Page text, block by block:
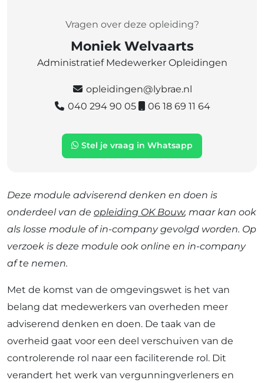
Deze module adviserend denken en doen is
onderdeel van de opleiding OK Bouw, maar kan ook
als losse module of in-company gevolgd worden. Op
verzoek is deze module ook online en in-company
af te nemen.
Met de komst van de omgevingswet is het van
belang dat medewerkers van overheden meer
adviserend denken en doen. De taak van de
overheid gaat voor een deel verschuiven van de
controlerende rol naar een faciliterende rol. Dit
verandert het werk van vergunningverleners en
Vragen over deze opleiding?
Moniek Welvaarts
Administratief Medewerker Opleidingen
opleidingen@lybrae.nl
040 294 90 05
06 18 69 11 64
Stel je vraag in Whatsapp